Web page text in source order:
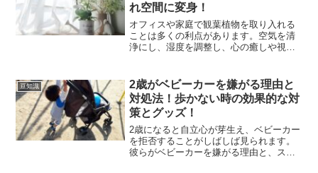
れ空間に変身！
オフィスや家庭で観葉植物を取り入れる
ことは多くの利点があります。空気を清
浄にし、湿度を調整し、心の癒しや視覚
れな観葉植物の写真は、多くの人々にイ
ンテリアとしての導入を...
豆知識
2歳がベビーカーを嫌がる理由と
対処法！歩かない時の効果的な対
策とグッズ！
2歳になると自立心が芽生え、ベビーカー
を拒否することがしばしば見られます。
彼らがベビーカーを嫌がる理由と、スム